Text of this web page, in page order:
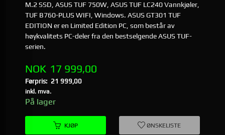
M.2 SSD, ASUS TUF 750W, ASUS TUF LC240 Vannkjøler,
TUF B760-PLUS WIFI, Windows. ASUS GT301 TUF
EDITION er en Limited Edition PC, som består av
høykvalitets PC-deler fra den bestselgende ASUS TUF-
serien.
Tilbud
NOK 17 999,00
Førpris: 21 999,00
Rabatt
inkl. mva.
På lager
KJØP ØNSKELISTE